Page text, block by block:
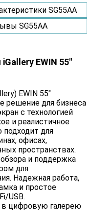
SG55AA
SG55AA
EWIN 55"
EWIN 55"
решение для бизнеса
с технологией
и реалистичное
подходит для
офисах,
пространствах.
и поддержка
для
Надежная работа,
и простое
USB.
в цифровую галерею